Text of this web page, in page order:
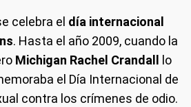
celebra el día internacional
. Hasta el año 2009, cuando la
Michigan Rachel Crandall
lo
el Día Internacional de
contra los crímenes de odio.